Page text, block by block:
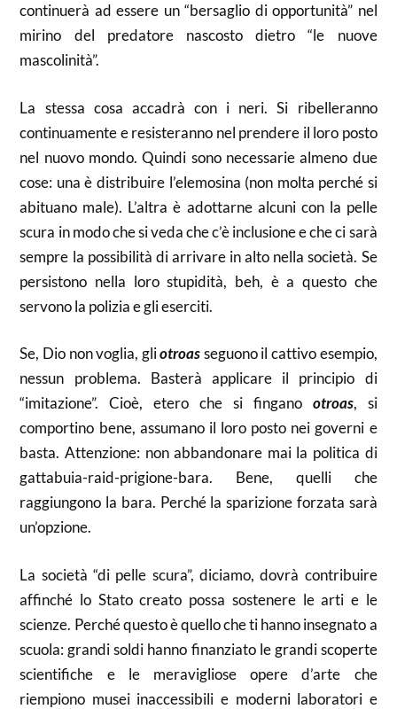
continuerà ad essere un “bersaglio di opportunità” nel
mirino del predatore nascosto dietro “le nuove
mascolinità”.
La stessa cosa accadrà con i neri. Si ribelleranno
continuamente e resisteranno nel prendere il loro posto
nel nuovo mondo. Quindi sono necessarie almeno due
cose: una è distribuire l’elemosina (non molta perché si
abituano male). L’altra è adottarne alcuni con la pelle
scura in modo che si veda che c’è inclusione e che ci sarà
sempre la possibilità di arrivare in alto nella società. Se
persistono nella loro stupidità, beh, è a questo che
servono la polizia e gli eserciti.
Se, Dio non voglia, gliotroasseguono il cattivo esempio,
nessun problema. Basterà applicare il principio di
“imitazione”. Cioè, etero che si fingano otroas, si
comportino bene, assumano il loro posto nei governi e
basta. Attenzione: non abbandonare mai la politica di
gattabuia-raid-prigione-bara. Bene, quelli che
raggiungono la bara. Perché la sparizione forzata sarà
un’opzione.
La società “di pelle scura”, diciamo, dovrà contribuire
affinché lo Stato creato possa sostenere le arti e le
scienze. Perché questo è quello che ti hanno insegnato a
scuola: grandi soldi hanno finanziato le grandi scoperte
scientifiche e le meravigliose opere d’arte che
riempiono musei inaccessibili e moderni laboratori e